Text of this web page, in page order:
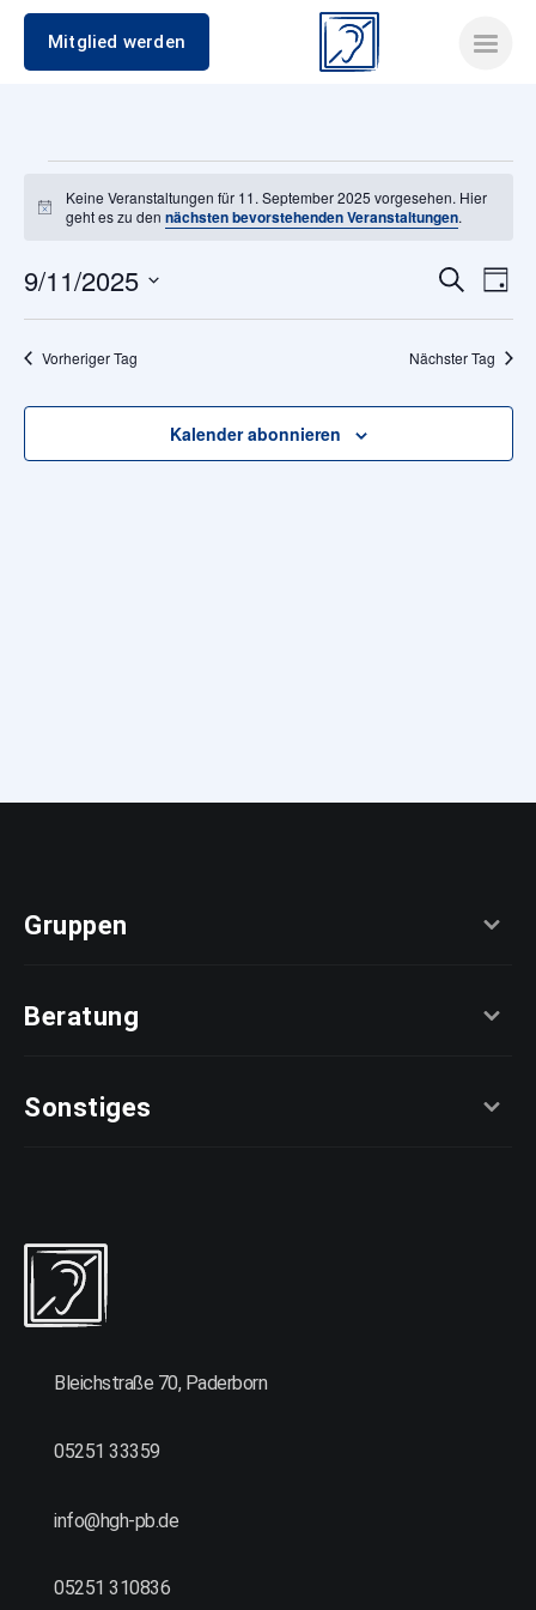
Mitglied werden
Veranstaltungen
für
11.
September
2025
Hinweis
Keine Veranstaltungen für 11. September 2025 vorgesehen. Hier
geht es zu dennächsten bevorstehenden Veranstaltungen.
Suche
und
Suche
Tag
9/11/2025
Vorheriger Tag Nächster Tag
Kalender abonnieren
Gruppen
Beratung
Sonstiges
Bleichstraße 70, Paderborn
05251 33359
info@hgh-pb.de
05251 310836